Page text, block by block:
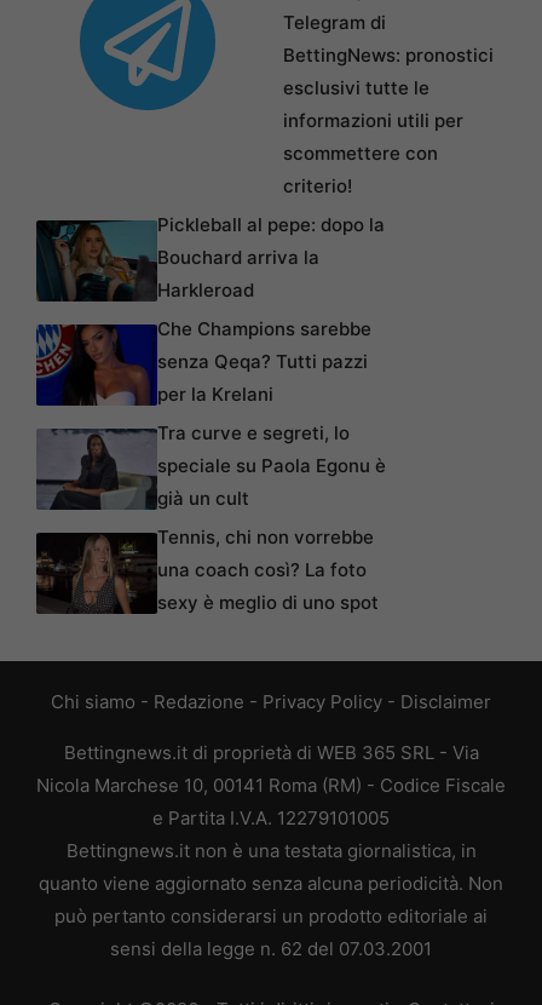
Telegram di
BettingNews: pronostici
esclusivi tutte le
informazioni utili per
scommettere con
criterio!
Pickleball al pepe: dopo la
Bouchard arriva la
Harkleroad
Che Champions sarebbe
senza Qeqa? Tutti pazzi
per la Krelani
Tra curve e segreti, lo
speciale su Paola Egonu è
già un cult
Tennis, chi non vorrebbe
una coach così? La foto
sexy è meglio di uno spot
Chi siamo - Redazione - Privacy Policy - Disclaimer
Bettingnews.it di proprietà di WEB 365 SRL - Via
Nicola Marchese 10, 00141 Roma (RM) - Codice Fiscale
e Partita I.V.A. 12279101005
Bettingnews.it non è una testata giornalistica, in
quanto viene aggiornato senza alcuna periodicità. Non
può pertanto considerarsi un prodotto editoriale ai
sensi della legge n. 62 del 07.03.2001